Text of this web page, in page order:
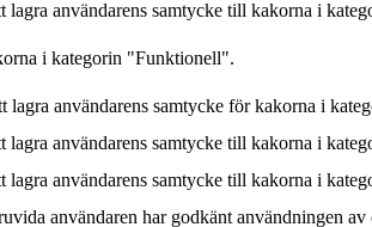
användarens samtycke till kakorna i
i kategorin "Funktionell".
användarens samtycke för kakorna i
användarens samtycke till kakorna i
användarens samtycke till kakorna i
användaren har godkänt användningen av